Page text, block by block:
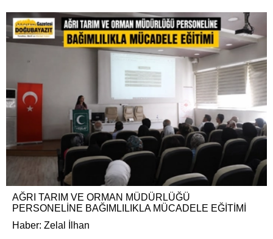
AĞRI TARIM VE ORMAN MÜDÜRLÜĞÜ
PERSONELİNE BAĞIMLILIKLA MÜCADELE EĞİTİMİ
Haber: Zelal İlhan